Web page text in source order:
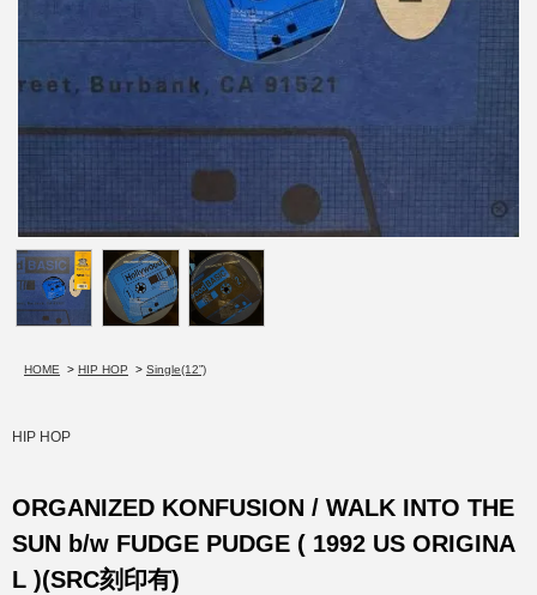
HOME > HIP HOP > Single(12”)
HIP HOP
ORGANIZED KONFUSION / WALK INTO THE
SUN b/w FUDGE PUDGE ( 1992 US ORIGINA
L )(SRC刻印有)